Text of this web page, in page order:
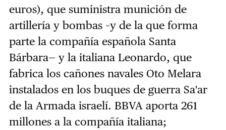
euros), que suministra munición de
artillería y bombas –y de la que forma
parte la compañía española Santa
Bárbara— y la italiana Leonardo, que
fabrica los cañones navales Oto Melara
instalados en los buques de guerra Sa'ar
de la Armada israelí. BBVA aporta 261
millones a la compañía italiana;